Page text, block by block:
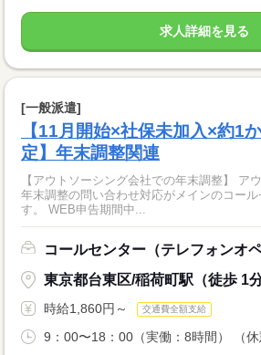
求人詳細を見る
[一般派遣]
【11月開始×社保未加入×約1
定】年末調整関連
【アウトソーシング会社での年末調整】 ア
年末調整の問い合わせ対応がメインのコー
す。 WEB申告期間中...
コールセンター（テレフォンオ
東京都台東区/稲荷町駅（徒歩 1分
時給1,860円～ 交通費全額支給
9：00〜18：00（実働：8時間） （休